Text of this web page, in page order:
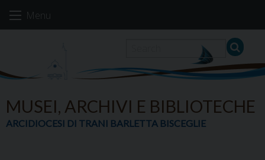
Menu
MUSEI, ARCHIVI E BIBLIOTECHE
ARCIDIOCESI DI TRANI BARLETTA BISCEGLIE